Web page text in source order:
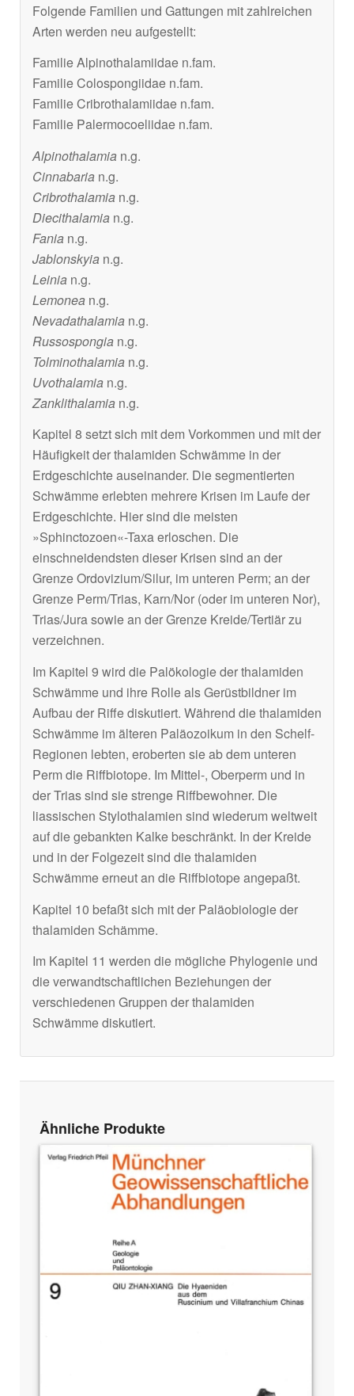
Folgende Familien und Gattungen mit zahlreichen
Arten werden neu aufgestellt:
Familie Alpinothalamiidae n.fam.
Familie Colospongiidae n.fam.
Familie Cribrothalamiidae n.fam.
Familie Palermocoeliidae n.fam.
Alpinothalamia n.g.
Cinnabaria n.g.
Cribrothalamia n.g.
Diecithalamia n.g.
Fania n.g.
Jablonskyia n.g.
Leinia n.g.
Lemonea n.g.
Nevadathalamia n.g.
Russospongia n.g.
Tolminothalamia n.g.
Uvothalamia n.g.
Zanklithalamia n.g.
Kapitel 8 setzt sich mit dem Vorkommen und mit der
Häufigkeit der thalamiden Schwämme in der
Erdgeschichte auseinander. Die segmentierten
Schwämme erlebten mehrere Krisen im Laufe der
Erdgeschichte. Hier sind die meisten
»Sphinctozoen«-Taxa erloschen. Die
einschneidendsten dieser Krisen sind an der
Grenze Ordovizium/Silur, im unteren Perm; an der
Grenze Perm/Trias, Karn/Nor (oder im unteren Nor),
Trias/Jura sowie an der Grenze Kreide/Tertiär zu
verzeichnen.
Im Kapitel 9 wird die Palökologie der thalamiden
Schwämme und ihre Rolle als Gerüstbildner im
Aufbau der Riffe diskutiert. Während die thalamiden
Schwämme im älteren Paläozoikum in den Schelf-
Regionen lebten, eroberten sie ab dem unteren
Perm die Riffbiotope. Im Mittel-, Oberperm und in
der Trias sind sie strenge Riffbewohner. Die
liassischen Stylothalamien sind wiederum weltweit
auf die gebankten Kalke beschränkt. In der Kreide
und in der Folgezeit sind die thalamiden
Schwämme erneut an die Riffbiotope angepaßt.
Kapitel 10 befaßt sich mit der Paläobiologie der
thalamiden Schämme.
Im Kapitel 11 werden die mögliche Phylogenie und
die verwandtschaftlichen Beziehungen der
verschiedenen Gruppen der thalamiden
Schwämme diskutiert.
Ähnliche Produkte